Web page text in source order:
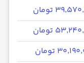
تومان
تومان
تومان